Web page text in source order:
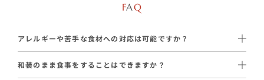
FAQ
アレルギーや苦手な食材への対応は可能ですか？
和装のまま食事をすることはできますか？